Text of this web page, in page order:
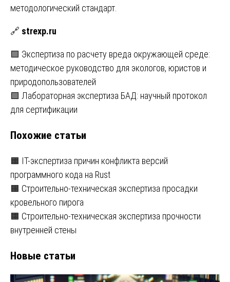
методологический стандарт.
🔗 strexp.ru
Навигация
по
записям
🟩 Экспертиза по расчету вреда окружающей среде:
методическое руководство для экологов, юристов и
природопользователей
🟩 Лабораторная экспертиза БАД: научный протокол
для сертификации
Похожие статьи
🟧 IT-экспертиза причин конфликта версий
программного кода на Rust
🟧 Строительно-техническая экспертиза просадки
кровельного пирога
🟧 Строительно-техническая экспертиза прочности
внутренней стены
Новые статьи